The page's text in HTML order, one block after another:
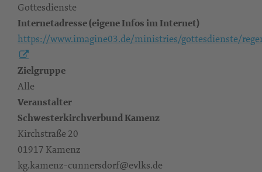
Gottesdienste
Internetadresse (eigene Infos im Internet)
https://www.imagine03.de/ministries/gottesdienste/
Zielgruppe
Alle
Veranstalter
Schwesterkirchverbund Kamenz
Kirchstraße 20
01917 Kamenz
kg.kamenz-cunnersdorf@evlks.de